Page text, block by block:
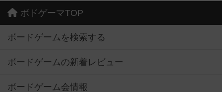
ボドゲーマTOP
ボードゲームを検索する
ボードゲームの新着レビュー
ボードゲーム会情報